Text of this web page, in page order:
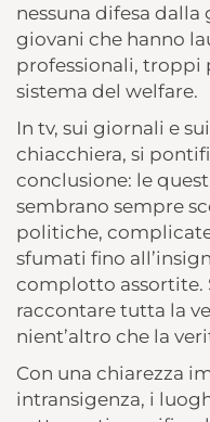
nessuna difesa
giovani che hanno
professionali, troppi
sistema del welfare.
In tv, sui giornali e
chiacchiera, si
conclusione: le
sembrano sempre
politiche,
sfumati fino
complotto assortite.
raccontare tutta la
nient’altro che la
Con una chiarezza
intransigenza, i